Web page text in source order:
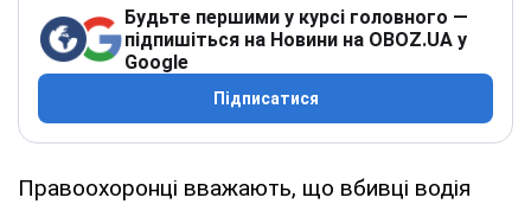
Будьте першими у курсі головного —
підпишіться на Новини на OBOZ.UA у
Google
Підписатися
Правоохоронці вважають, що вбивці водія